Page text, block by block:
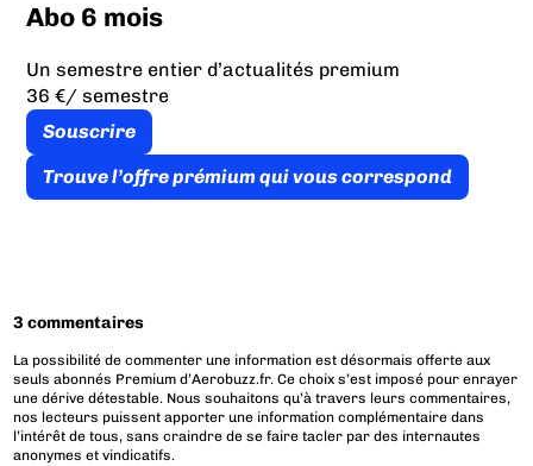
Abo 6 mois
Un semestre entier d’actualités premium
36 €/ semestre
Souscrire
Trouve l’offre prémium qui vous correspond
3 commentaires
La possibilité de commenter une information est désormais offerte aux
seuls abonnés Premium d’Aerobuzz.fr. Ce choix s’est imposé pour enrayer
une dérive détestable. Nous souhaitons qu’à travers leurs commentaires,
nos lecteurs puissent apporter une information complémentaire dans
l’intérêt de tous, sans craindre de se faire tacler par des internautes
anonymes et vindicatifs.